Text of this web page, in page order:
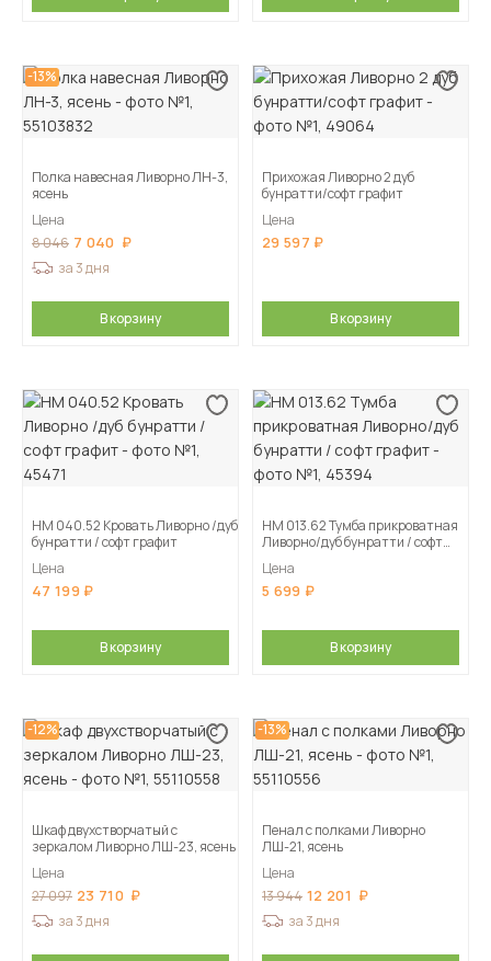
-13%
Полка навесная Ливорно ЛН-3,
ясень
Цена
8 046 7 040
за 3 дня
В корзину
Прихожая Ливорно 2 дуб
бунратти/софт графит
Цена
29 597
В корзину
НМ 040.52 Кровать Ливорно /дуб
бунратти / софт графит
Цена
47 199
В корзину
НМ 013.62 Тумба прикроватная
Ливорно/дуб бунратти / софт
Цена
5 699
В корзину
-12%
Шкаф двухстворчатый с
зеркалом Ливорно ЛШ-23, ясень
Цена
27 097 23 710
за 3 дня
-13%
Пенал с полками Ливорно
ЛШ-21, ясень
Цена
13 944 12 201
за 3 дня